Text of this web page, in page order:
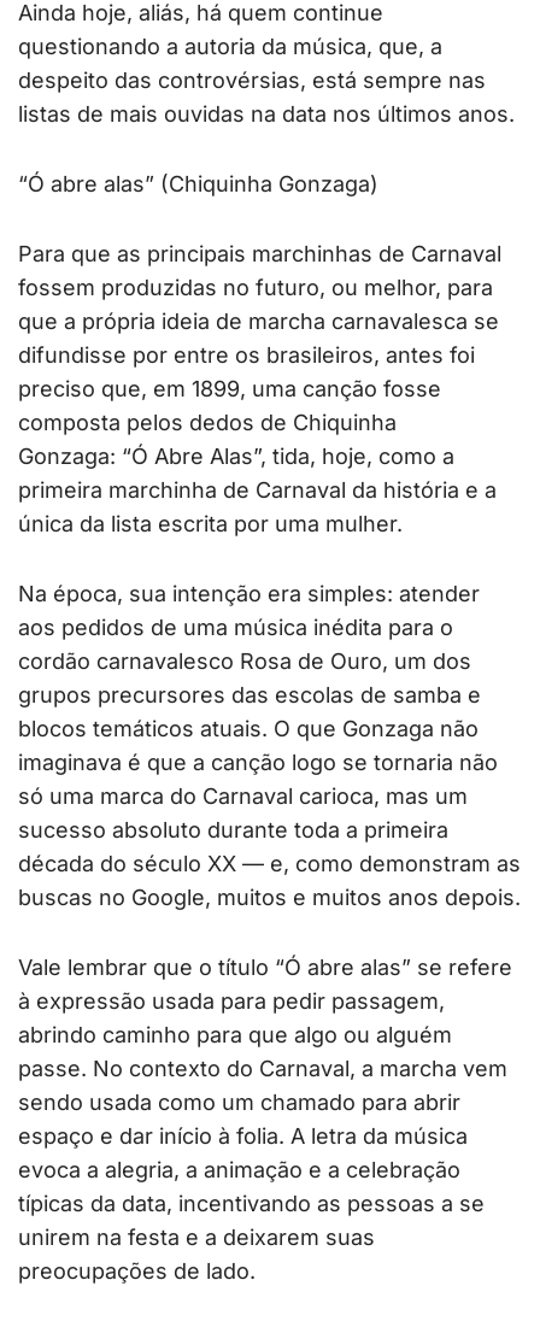
Ainda hoje, aliás, há quem continue
questionando a autoria da música, que, a
despeito das controvérsias, está sempre nas
listas de mais ouvidas na data nos últimos anos.
“Ó abre alas” (Chiquinha Gonzaga)
Para que as principais marchinhas de Carnaval
fossem produzidas no futuro, ou melhor, para
que a própria ideia de marcha carnavalesca se
difundisse por entre os brasileiros, antes foi
preciso que, em 1899, uma canção fosse
composta pelos dedos de Chiquinha
Gonzaga: “Ó Abre Alas”, tida, hoje, como a
primeira marchinha de Carnaval da história e a
única da lista escrita por uma mulher.
Na época, sua intenção era simples: atender
aos pedidos de uma música inédita para o
cordão carnavalesco Rosa de Ouro, um dos
grupos precursores das escolas de samba e
blocos temáticos atuais. O que Gonzaga não
imaginava é que a canção logo se tornaria não
só uma marca do Carnaval carioca, mas um
sucesso absoluto durante toda a primeira
década do século XX — e, como demonstram as
buscas no Google, muitos e muitos anos depois.
Vale lembrar que o título “Ó abre alas” se refere
à expressão usada para pedir passagem,
abrindo caminho para que algo ou alguém
passe. No contexto do Carnaval, a marcha vem
sendo usada como um chamado para abrir
espaço e dar início à folia. A letra da música
evoca a alegria, a animação e a celebração
típicas da data, incentivando as pessoas a se
unirem na festa e a deixarem suas
preocupações de lado.